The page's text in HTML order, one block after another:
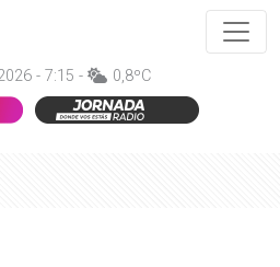
- 7:15 - 0,8ºC